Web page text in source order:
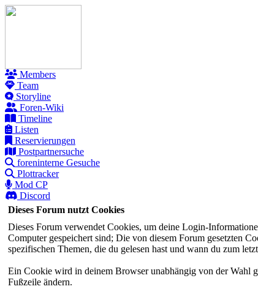
Members
Team
Storyline
Foren-Wiki
Timeline
Listen
Reservierungen
Postpartnersuche
foreninterne Gesuche
Plottracker
Mod CP
Discord
Dieses Forum nutzt Cookies
Dieses Forum verwendet Cookies, um deine Login-
Computer gespeichert sind; Die von diesem Forum gesetzten
spezifischen Themen, die du gelesen hast und wann du zum
Ein Cookie wird in deinem Browser unabhängig von der Wahl
Fußzeile ändern.